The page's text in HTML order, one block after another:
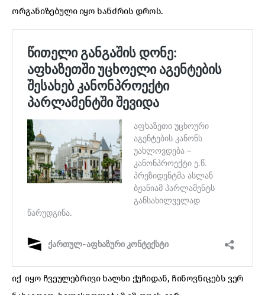
ორგანიზებული იყო ხანძრის დროს.
იქ იყო ჩვეულებრივი ხალხი ქუჩიდან, ჩინოვნიკებს ვერ